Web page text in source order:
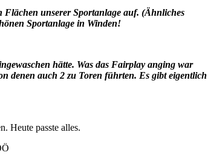
Flächen unserer Sportanlage auf. (Ähnliches
Sportanlage in Winden!
hätte. Was das Fairplay anging war
denen auch 2 zu Toren führten. Es gibt eigentlich
Heute passte alles.